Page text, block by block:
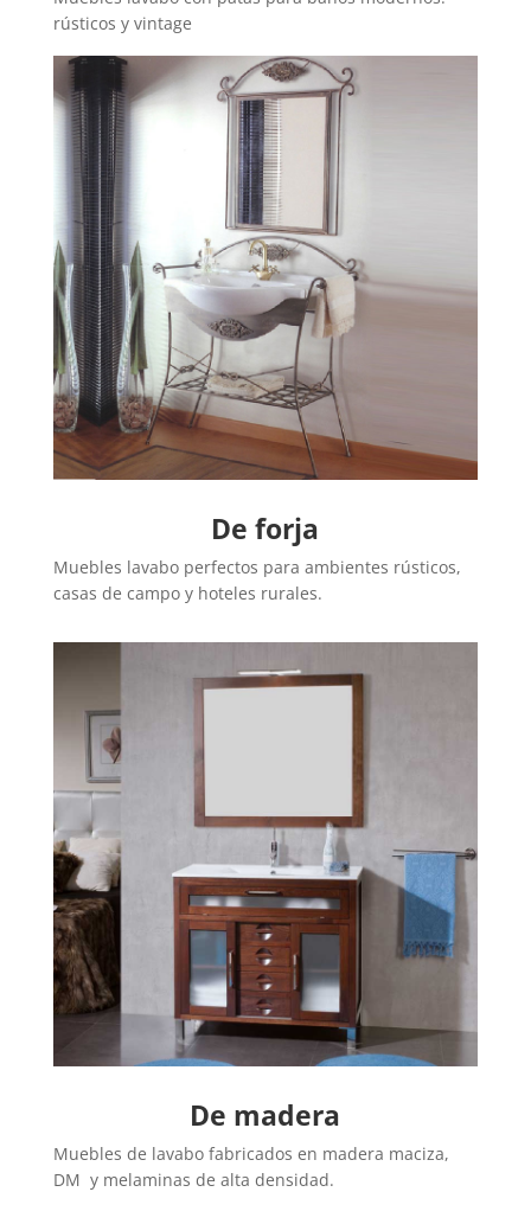
rústicos y vintage
De forja
Muebles lavabo perfectos para ambientes rústicos,
casas de campo y hoteles rurales.
De madera
Muebles de lavabo fabricados en madera maciza,
DM y melaminas de alta densidad.